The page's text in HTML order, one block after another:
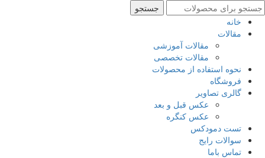
جستجو
برای
جستجو
خانه
مقالات
مقالات آموزشی
مقالات تخصصی
نحوه استفاده از محصولات
فروشگاه
گالری تصاویر
عکس قبل و بعد
عکس کنگره
تست دمودکس
سوالات رایج
تماس باما